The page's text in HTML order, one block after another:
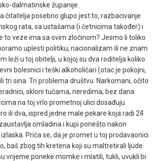
dalmatinske županije.
čitatelja posebno glupo jest to, razbacivanje
rata, sa ustašama (i četnicima također) i
to veze ima sa ovim zločinom? Jesmo li toliko
uplesti politiku, nacionalizam ili ne znam
leži u toj obitelji, u kojoj su dva roditelja koliko
bolesnici i teški alkoholičari (otac je pokojni,
tri sina. Tri problema društvu. Narkomani, očito
skloni tučama, neredima, bez dana
na toj vrlo prometnoj ulici dosađuju
ili dva, ispred jedne male pekare koja radi 24
omladina i kupi ponešto nakon
Priča se, da je promet u toj prodavaonici
baš zbog tih kretena koji su maltretirali ljude.
vrijeme poneke momke i mlatili, tukli, uvukli bi